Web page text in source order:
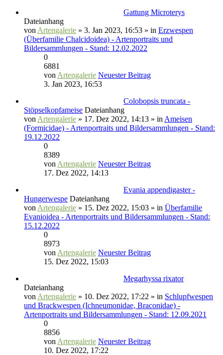
Gattung Microterys
Dateianhang
von Artengalerie » 3. Jan 2023, 16:53 » in Erzwespen
(Überfamilie Chalcidoidea) - Artenportraits und
Bildersammlungen - Stand: 12.02.2022
0
6881
von Artengalerie Neuester Beitrag
3. Jan 2023, 16:53
Colobopsis truncata -
Stöpselkopfameise Dateianhang
von Artengalerie » 17. Dez 2022, 14:13 » in Ameisen
(Formicidae) - Artenportraits und Bildersammlungen - Stand:
19.12.2022
0
8389
von Artengalerie Neuester Beitrag
17. Dez 2022, 14:13
Evania appendigaster -
Hungerwespe Dateianhang
von Artengalerie » 15. Dez 2022, 15:03 » in Überfamilie
Evanioidea - Artenportraits und Bildersammlungen - Stand:
15.12.2022
0
8973
von Artengalerie Neuester Beitrag
15. Dez 2022, 15:03
Megarhyssa rixator
Dateianhang
von Artengalerie » 10. Dez 2022, 17:22 » in Schlupfwespen
und Brackwespen (Ichneumonidae, Braconidae) -
Artenportraits und Bildersammlungen - Stand: 12.09.2021
0
8856
von Artengalerie Neuester Beitrag
10. Dez 2022, 17:22